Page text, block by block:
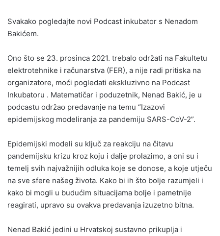
Svakako pogledajte novi Podcast inkubator s Nenadom
Bakićem.
Ono što se 23. prosinca 2021. trebalo održati na Fakultetu
elektrotehnike i računarstva (FER), a nije radi pritiska na
organizatore, moći pogledati ekskluzivno na Podcast
Inkubatoru . Matematičar i poduzetnik, Nenad Bakić, je u
podcastu održao predavanje na temu “Izazovi
epidemijskog modeliranja za pandemiju SARS-CoV-2”.
Epidemijski modeli su ključ za reakciju na čitavu
pandemijsku krizu kroz koju i dalje prolazimo, a oni su i
temelj svih najvažnijih odluka koje se donose, a koje utječu
na sve sfere našeg života. Kako bi ih što bolje razumjeli i
kako bi mogli u budućim situacijama bolje i pametnije
reagirati, upravo su ovakva predavanja izuzetno bitna.
Nenad Bakić jedini u Hrvatskoj sustavno prikuplja i